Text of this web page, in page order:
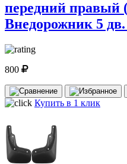
передний правый
Внедорожник 5
800
Купить в 1 клик